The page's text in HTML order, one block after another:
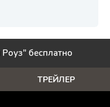
бесплатно
ТРЕЙЛЕР